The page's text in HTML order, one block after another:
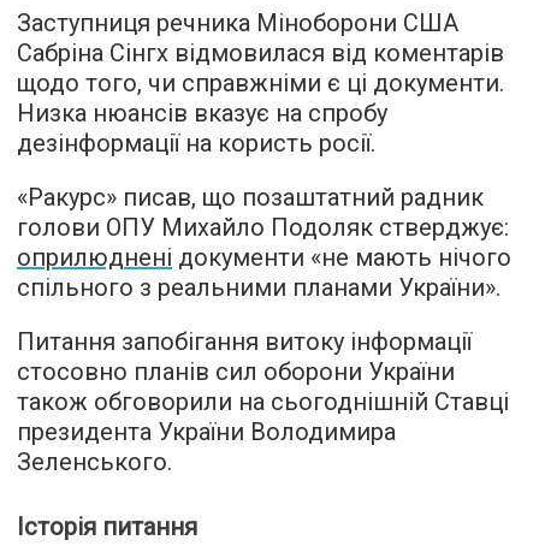
Заступниця речника Міноборони США
Сабріна Сінгх відмовилася від коментарів
щодо того, чи справжніми є ці документи.
Низка нюансів вказує на спробу
дезінформації на користь росії.
«Ракурс» писав, що позаштатний радник
голови ОПУ Михайло Подоляк стверджує:
оприлюднені документи «не мають нічого
спільного з реальними планами України».
Питання запобігання витоку інформації
стосовно планів сил оборони України
також обговорили на сьогоднішній Ставці
президента України Володимира
Зеленського.
Історія питання